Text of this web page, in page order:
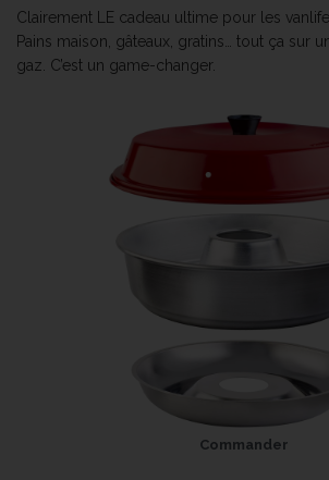
Clairement LE cadeau ultime pour les
Pains maison, gâteaux, gratins… tout ça sur
gaz. C’est un game-changer.
Commander